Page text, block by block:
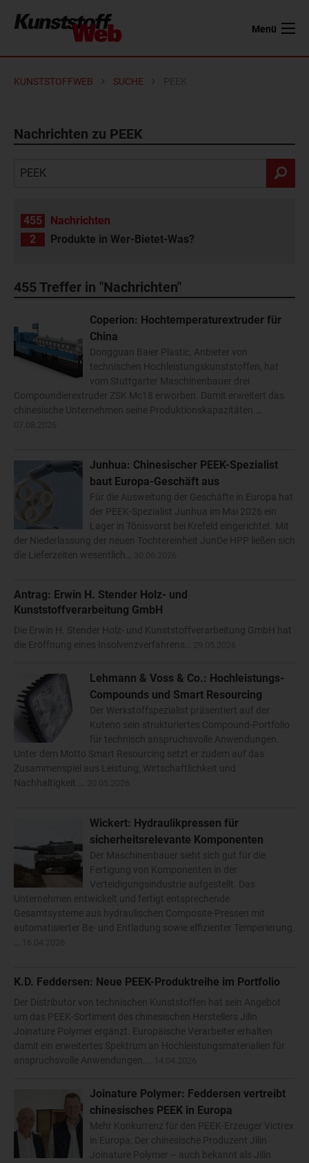
Menü
KUNSTSTOFFWEB SUCHE
Nachrichten zu PEEK
455
Nachrichten
2
Produkte in Wer-Bietet-Was?
455Treffer in "Nachrichten"
Coperion: Hochtemperaturextruder für
China
Dongguan Baier Plastic, Anbieter von
technischen Hochleistungskunststoffen, hat
vom Stuttgarter Maschinenbauer drei
Compoundierextruder ZSK Mc18 erworben. Damit erweitert das
chinesische Unternehmen seine Produktionskapazitäten.…
Junhua: Chinesischer PEEK-Spezialist
baut Europa-Geschäft aus
Für die Ausweitung der Geschäfte in Europa hat
der PEEK-Spezialist Junhua im Mai 2026 ein
Lager in Tönisvorst bei Krefeld eingerichtet. Mit
der Niederlassung der neuen Tochtereinheit JunDe HPP ließen sich
die Lieferzeiten wesentlich…
Antrag: Erwin H. Stender Holz- und
Kunststoffverarbeitung GmbH
Die Erwin H. Stender Holz- und Kunststoffverarbeitung GmbH hat
die Eröffnung eines Insolvenzverfahrens…
Lehmann & Voss & Co.: Hochleistungs-
Compounds und Smart Resourcing
Der Werkstoffspezialist präsentiert auf der
Kuteno sein strukturiertes Compound-Portfolio
für technisch anspruchsvolle Anwendungen.
Unter dem Motto Smart Resourcing setzt er zudem auf das
Zusammenspiel aus Leistung, Wirtschaftlichkeit und
Nachhaltigkeit.…
Wickert: Hydraulikpressen für
sicherheitsrelevante Komponenten
Der Maschinenbauer sieht sich gut für die
Fertigung von Komponenten in der
Verteidigungsindustrie aufgestellt. Das
Unternehmen entwickelt und fertigt entsprechende
Gesamtsysteme aus hydraulischen Composite-Pressen mit
automatisierter Be- und Entladung sowie effizienter Temperierung.
K.D. Feddersen: Neue PEEK-Produktreihe im Portfolio
Der Distributor von technischen Kunststoffen hat sein Angebot
um das PEEK-Sortiment des chinesischen Herstellers Jilin
Joinature Polymer ergänzt. Europäische Verarbeiter erhalten
damit ein erweitertes Spektrum an Hochleistungsmaterialien für
anspruchsvolle Anwendungen.…
Joinature Polymer: Feddersen vertreibt
chinesisches PEEK in Europa
Mehr Konkurrenz für den PEEK-Erzeuger Victrex
in Europa: Der chinesische Produzent Jilin
Joinature Polymer – auch bekannt als Jilin